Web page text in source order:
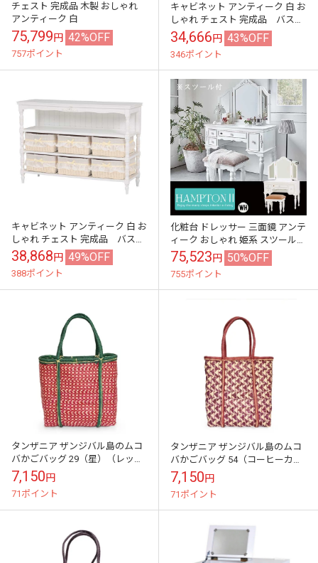
チェスト 完成品 木製 おしゃれ
アンティーク 白
75,799円 42%OFF
757ポイント
キャビネット アンティーク 白 お
しゃれ チェスト 完成品 バスケ
ット付き
34,666円 43%OFF
346ポイント
キャビネット アンティーク 白 お
しゃれ チェスト 完成品 バスケ
ット付き
38,868円 49%OFF
388ポイント
化粧台 ドレッサー 三面鏡 アンテ
ィーク おしゃれ 姫系 スツール付
き
75,523円 50%OFF
755ポイント
タンザニア ザンジバル島のムコ
バかごバッグ 29（星）（レッド
×グリーン）アフリカ伝統工芸品
プラスチックフリーな暮らし
7,150円
71ポイント
タンザニア ザンジバル島のムコ
バかごバッグ 54（コーヒーカッ
プ）（ピンク×ナチュラル）アフ
リカ伝統工芸品 プラスチックフ
リーな暮...
7,150円
71ポイント